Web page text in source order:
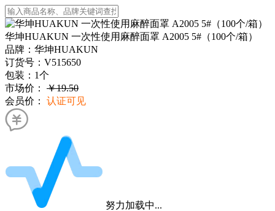
华坤HUAKUN 一次性使用麻醉面罩 A2005 5#（100个/箱）
品牌： 华坤HUAKUN
订货号： V515650
包装： 1个
市场价：
￥19.50
会员价：
认证可见
努力加载中...